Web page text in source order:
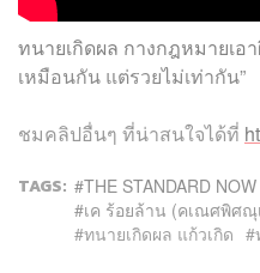
ทนายเกิดผล กางกฎหมายเอ
เหมือนกัน แต่รวยไม่เท่ากัน”
ชมคลิปอื่นๆ ที่น่าสนใจได้ที่
TAGS: THE STANDARD NOW
เค ร้อยล้าน (คเณศพิศณุ
ทนายเกิดผล แก้วเกิด